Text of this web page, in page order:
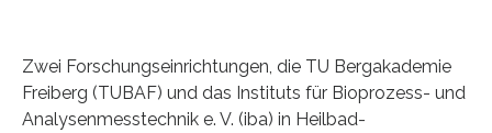
Zwei Forschungseinrichtungen, die TU Bergakademie
Freiberg (TUBAF) und das Instituts für Bioprozess- und
Analysenmesstechnik e. V. (iba) in Heilbad-